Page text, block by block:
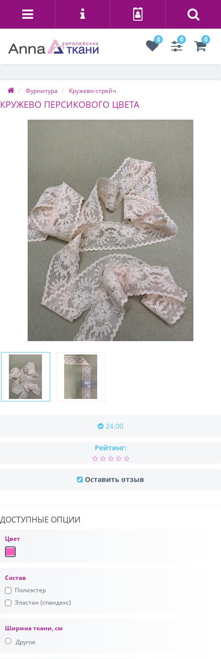
0 0 0
Фурнитура Кружево-стрейч
КРУЖЕВО ПЕРСИКОВОГО ЦВЕТА
24.00
Рейтинг:
Оставить отзыв
ДОСТУПНЫЕ ОПЦИИ
Цвет
Состав
Полиэстер
Эластан (спандекс)
Ширина ткани, см
Другое